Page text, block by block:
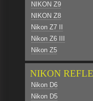
NIKON Z9
NIKON Z8
Nikon Z7 II
Nikon Z6 III
Nikon Z5
NIKON
Nikon D6
Nikon D5